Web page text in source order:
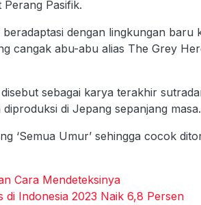
Pasifik.
dengan lingkungan baru
cangak abu-abu alias The Grey
sebagai karya terakhir
di Jepang sepanjang masa.
‘Semua Umur’ sehingga cocok
Cara Mendeteksinya
di Indonesia 2023 Naik 6,8 Persen